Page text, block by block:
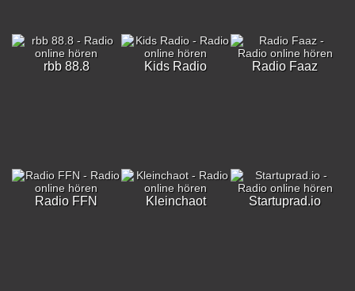
rbb 88.8 Kids Radio Radio Faaz
Radio FFN Kleinchaot Startuprad.io